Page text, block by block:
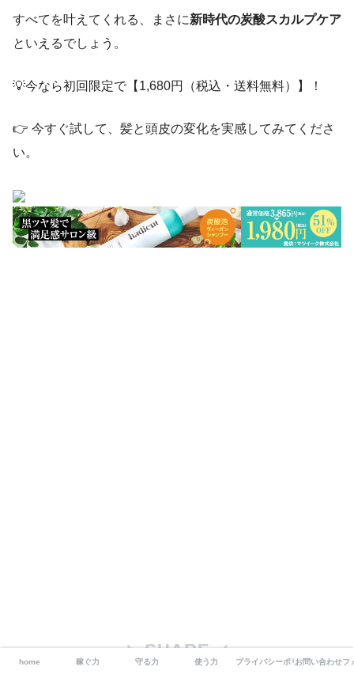
すべてを叶えてくれる、まさに新時代の炭酸スカルプケア
といえるでしょう。
💡今なら初回限定で【1,680円（税込・送料無料）】！
👉 今すぐ試して、髪と頭皮の変化を実感してみてくださ
い。
SHARE
home 稼ぐ力 守る力 使う力 プライバシーポリシー/免責事項
お問い合わせフ